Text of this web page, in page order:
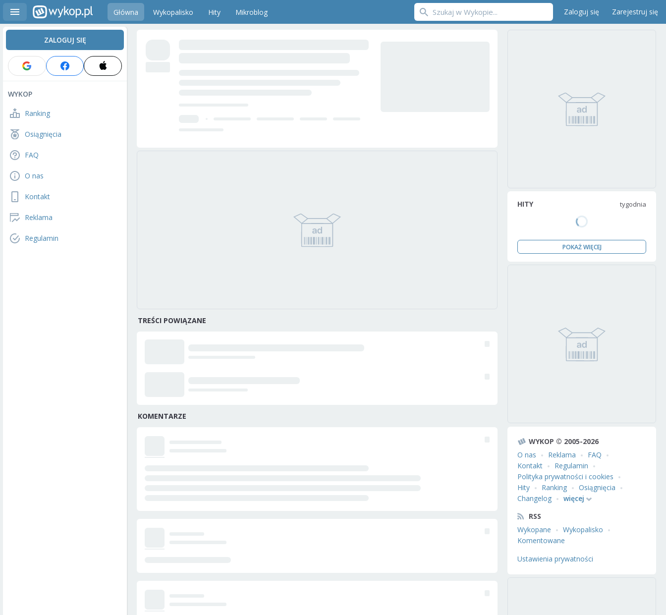
Główna Wykopalisko Hity Mikroblog Zaloguj się Zarejestruj się
ZALOGUJ SIĘ
WYKOP
Ranking
Osiągnięcia
FAQ
O nas
Kontakt
Reklama
Regulamin
TREŚCI POWIĄZANE
KOMENTARZE
HITY tygodnia
POKAŻ WIĘCEJ
WYKOP © 2005-2026
O nas
Reklama
FAQ
Kontakt
Regulamin
Polityka prywatności i cookies
Hity
Ranking
Osiągnięcia
Changelog
więcej
RSS
Wykopane
Wykopalisko
Komentowane
Ustawienia prywatności